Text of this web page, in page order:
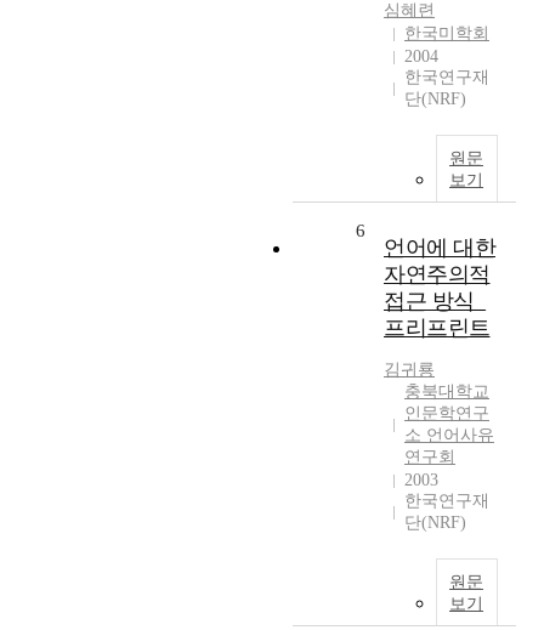
심혜련
한국미학회
2004
한국연구재
단(NRF)
원문
보기
6
언어에 대한
자연주의적
접근 방식_
프리프린트
김귀룡
충북대학교
인문학연구
소 언어사유
연구회
2003
한국연구재
단(NRF)
원문
보기